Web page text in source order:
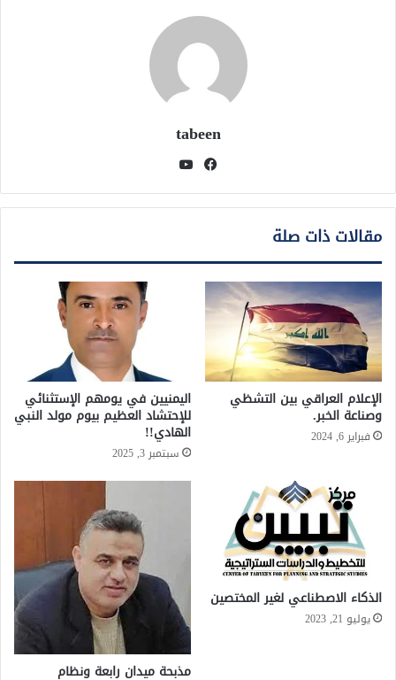
tabeen
فيسبوك
مقالات ذات صلة
الإعلام العراقي بين التشظي
وصناعة الخبر.
فبراير 6, 2024
اليمنيين في يومهم الإستثنائي
للإحتشاد العظيم بيوم مولد النبي
الهادي!!
سبتمبر 3, 2025
الذكاء الاصطناعي لغير المختصين
يوليو 21, 2023
مذبحة ميدان رابعة ونظام